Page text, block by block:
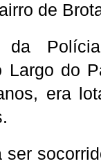
de
da
Largo do
era